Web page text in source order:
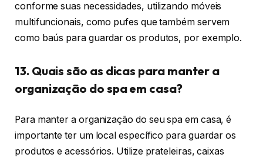
conforme suas necessidades, utilizando móveis
multifuncionais, como pufes que também servem
como baús para guardar os produtos, por exemplo.
13. Quais são as dicas para manter a
organização do spa em casa?
Para manter a organização do seu spa em casa, é
importante ter um local específico para guardar os
produtos e acessórios. Utilize prateleiras, caixas